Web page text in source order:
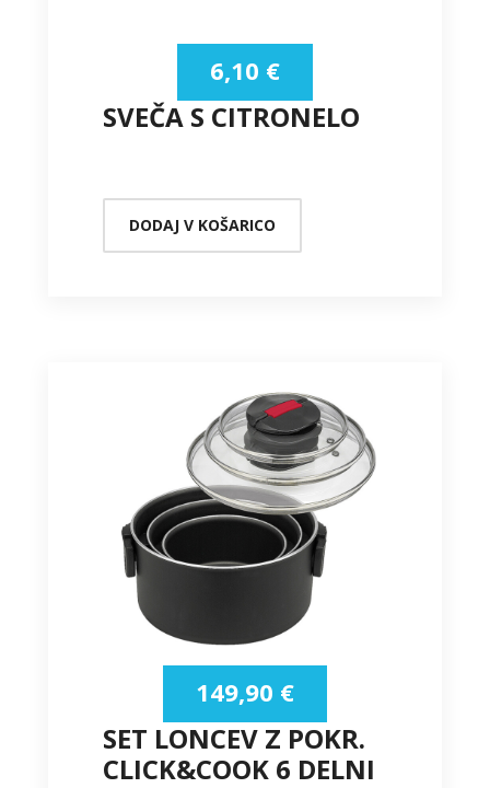
SVEČA S CITRONELO
6,10 €
DODAJ V KOŠARICO
SET LONCEV Z POKR.
CLICK&COOK 6 DELNI
149,90 €